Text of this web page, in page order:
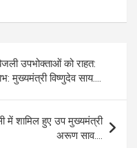
ail py
n
k
ar
e
उपभोक्ताओं को राहत:
मुख्यमंत्री विष्णुदेव साय….
में शामिल हुए उप मुख्यमंत्री
अरूण साव….